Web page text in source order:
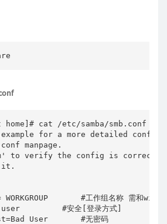
home]# cat /etc/samba/smb.conf
for a more detailed
manpage.
to verify the config is correct
it.
#工作组名称 需和
#安全[登录方式]
User       #无密码